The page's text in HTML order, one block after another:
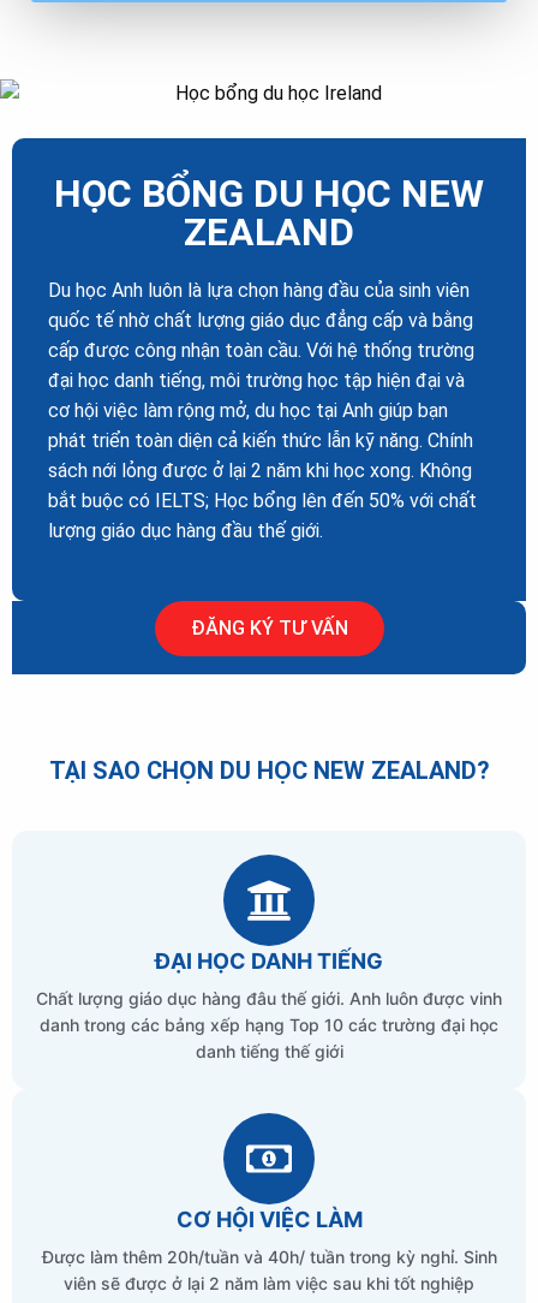
HỌC BỔNG DU HỌC NEW
ZEALAND
Du học Anh luôn là lựa chọn hàng đầu của sinh viên
quốc tế nhờ chất lượng giáo dục đẳng cấp và bằng
cấp được công nhận toàn cầu. Với hệ thống trường
đại học danh tiếng, môi trường học tập hiện đại và
cơ hội việc làm rộng mở, du học tại Anh giúp bạn
phát triển toàn diện cả kiến thức lẫn kỹ năng. Chính
sách nới lỏng được ở lại 2 năm khi học xong. Không
bắt buộc có IELTS; Học bổng lên đến 50% với chất
lượng giáo dục hàng đầu thế giới.
ĐĂNG KÝ TƯ VẤN
TẠI SAO CHỌN DU HỌC NEW ZEALAND?
ĐẠI HỌC DANH TIẾNG
Chất lượng giáo dục hàng đâu thế giới. Anh luôn được vinh
danh trong các bảng xếp hạng Top 10 các trường đại học
danh tiếng thế giới
CƠ HỘI VIỆC LÀM
Được làm thêm 20h/tuần và 40h/ tuần trong kỳ nghỉ. Sinh
viên sẽ được ở lại 2 năm làm việc sau khi tốt nghiệp